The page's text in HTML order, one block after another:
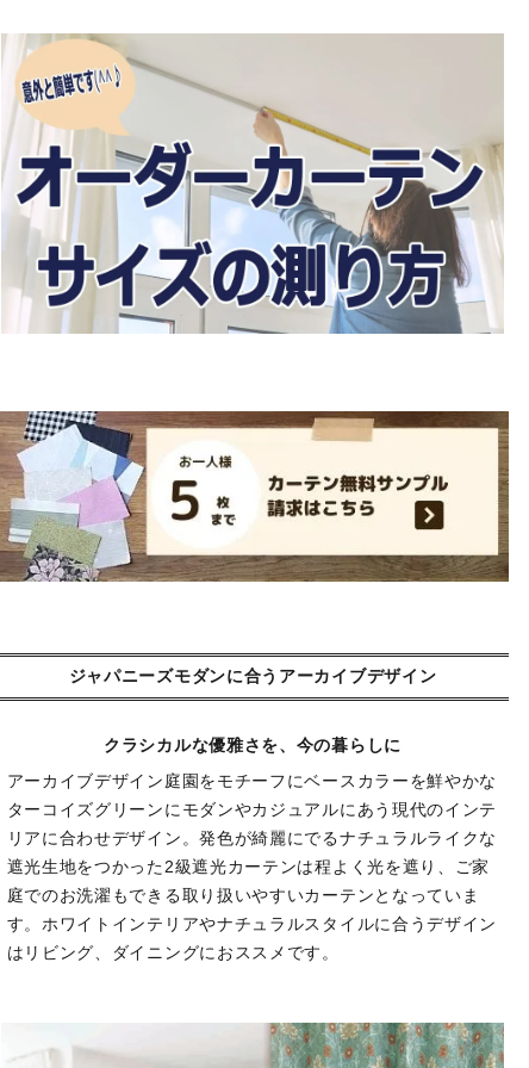
ジャパニーズモダンに合うアーカイブデザイン
クラシカルな優雅さを、今の暮らしに
アーカイブデザイン庭園をモチーフにベースカラーを鮮やかな
ターコイズグリーンにモダンやカジュアルにあう現代のインテ
リアに合わせデザイン。発色が綺麗にでるナチュラルライクな
遮光生地をつかった2級遮光カーテンは程よく光を遮り、ご家
庭でのお洗濯もできる取り扱いやすいカーテンとなっていま
す。ホワイトインテリアやナチュラルスタイルに合うデザイン
はリビング、ダイニングにおススメです。